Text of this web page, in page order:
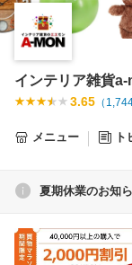
インテリア雑貨a-
3.65 （
メニュー
夏期休業のお知